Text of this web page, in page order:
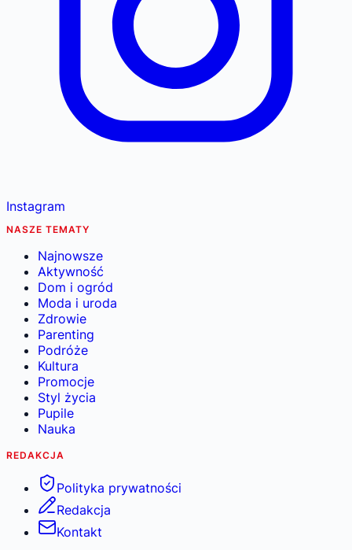
Instagram
NASZE TEMATY
Najnowsze
Aktywność
Dom i ogród
Moda i uroda
Zdrowie
Parenting
Podróże
Kultura
Promocje
Styl życia
Pupile
Nauka
REDAKCJA
Polityka prywatności
Redakcja
Kontakt